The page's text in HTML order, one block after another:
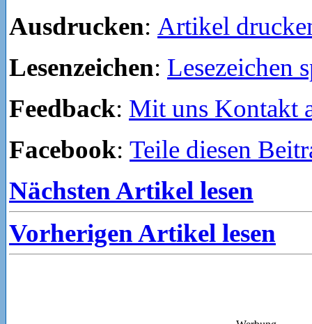
Ausdrucken: Artikel
Lesenzeichen: Lesezeichen
Feedback: Mit uns Kontakt
Facebook: Teile diesen
Nächsten Artikel lesen
Vorherigen Artikel lesen